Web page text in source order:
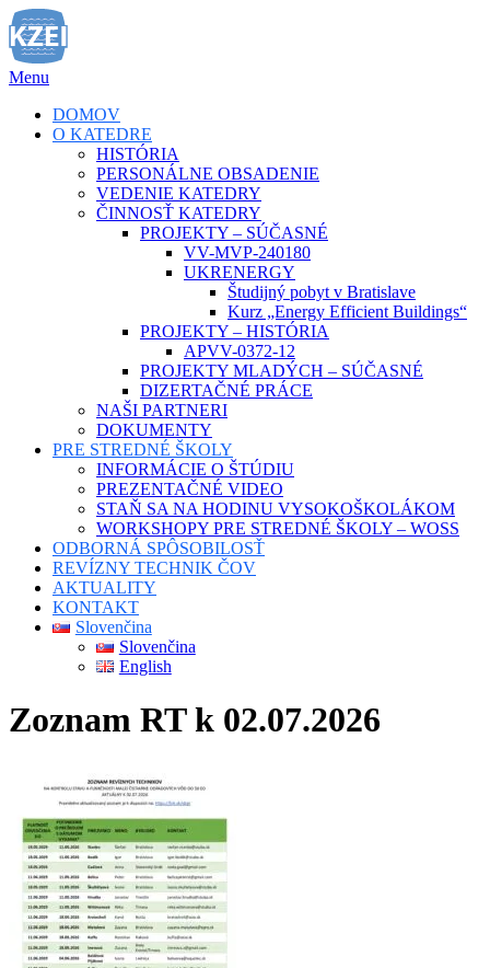
Prejsť
na
obsah
Menu
DOMOV
O KATEDRE
HISTÓRIA
PERSONÁLNE OBSADENIE
VEDENIE KATEDRY
ČINNOSŤ KATEDRY
PROJEKTY – SÚČASNÉ
VV-MVP-240180
UKRENERGY
Študijný pobyt v Bratislave
Kurz „Energy Efficient Buildings“
PROJEKTY – HISTÓRIA
APVV-0372-12
PROJEKTY MLADÝCH – SÚČASNÉ
DIZERTAČNÉ PRÁCE
NAŠI PARTNERI
DOKUMENTY
PRE STREDNÉ ŠKOLY
INFORMÁCIE O ŠTÚDIU
PREZENTAČNÉ VIDEO
STAŇ SA NA HODINU VYSOKOŠKOLÁKOM
WORKSHOPY PRE STREDNÉ ŠKOLY – WOSS
ODBORNÁ SPÔSOBILOSŤ
REVÍZNY TECHNIK ČOV
AKTUALITY
KONTAKT
Slovenčina
Slovenčina
English
Zoznam RT k 02.07.2026